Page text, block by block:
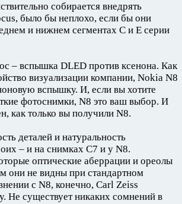
собирается внедрять
было бы неплохо, если бы они
и нижнем сегментах C и E серии
– вспышка DLED против ксенона. Как
визуализации компании, Nokia N8
вспышку. И, если вы хотите
фотоснимки, N8 это ваш выбор. И
как только вы получили N8.
деталей и натуральность
– и на снимках C7 и у N8.
оптические аберрации и ореолы
они не видны при стандартном
с N8, конечно, Carl Zeiss
Не существует никаких сомнений в